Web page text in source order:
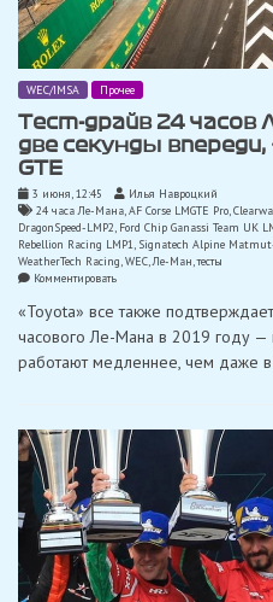
WEC/IMSA Прочее
Тест-драйв 24 часов
две секунды
GTE
3 июня, 12:45
Илья Навроцкий
24 часа Ле-Мана,AF Corse LMGTE Pro,
DragonSpeed-LMP2, Ford Chip Ganassi Team UK
Rebellion Racing LMP1, Signatech Alpine
WeatherTech Racing,WEC,Ле-Ман,тесты
Комментироватьon
драйв
24
часов
Ле-
две
секунды
впереди,
«Corvette»
лучший
в
GTE
«Toyota» все также
часового Ле-Мана в 2019 году —
работают медленнее, чем даже